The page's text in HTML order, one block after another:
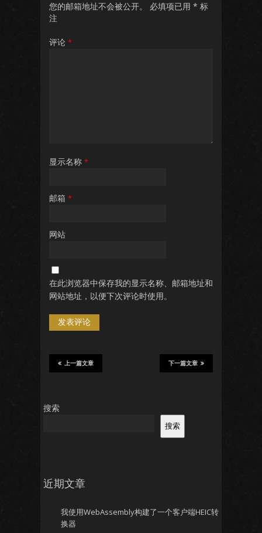
您的邮箱地址不会被公开。 必填项已用 * 标
注
评论 *
显示名称 *
邮箱 *
网站
在此浏览器中保存我的显示名称、邮箱地址和
网站地址，以便下次评论时使用。
下一篇文章
上一篇文章
搜索
搜索
近期文章
我使用WebAssembly构建了一个客户端HEIC转
换器